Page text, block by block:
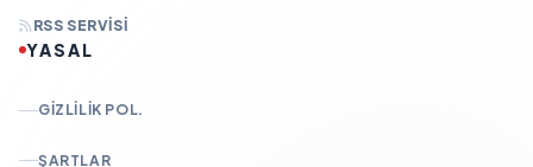
RSS SERVISI
YASAL
GIZLILIK POL.
ŞARTLAR